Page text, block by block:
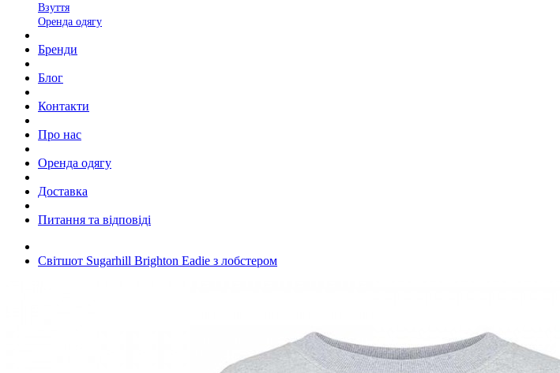
Взуття
Оренда одягу
Бренди
Блог
Контакти
Про нас
Оренда одягу
Доставка
Питання та відповіді
Світшот Sugarhill Brighton Eadie з лобстером